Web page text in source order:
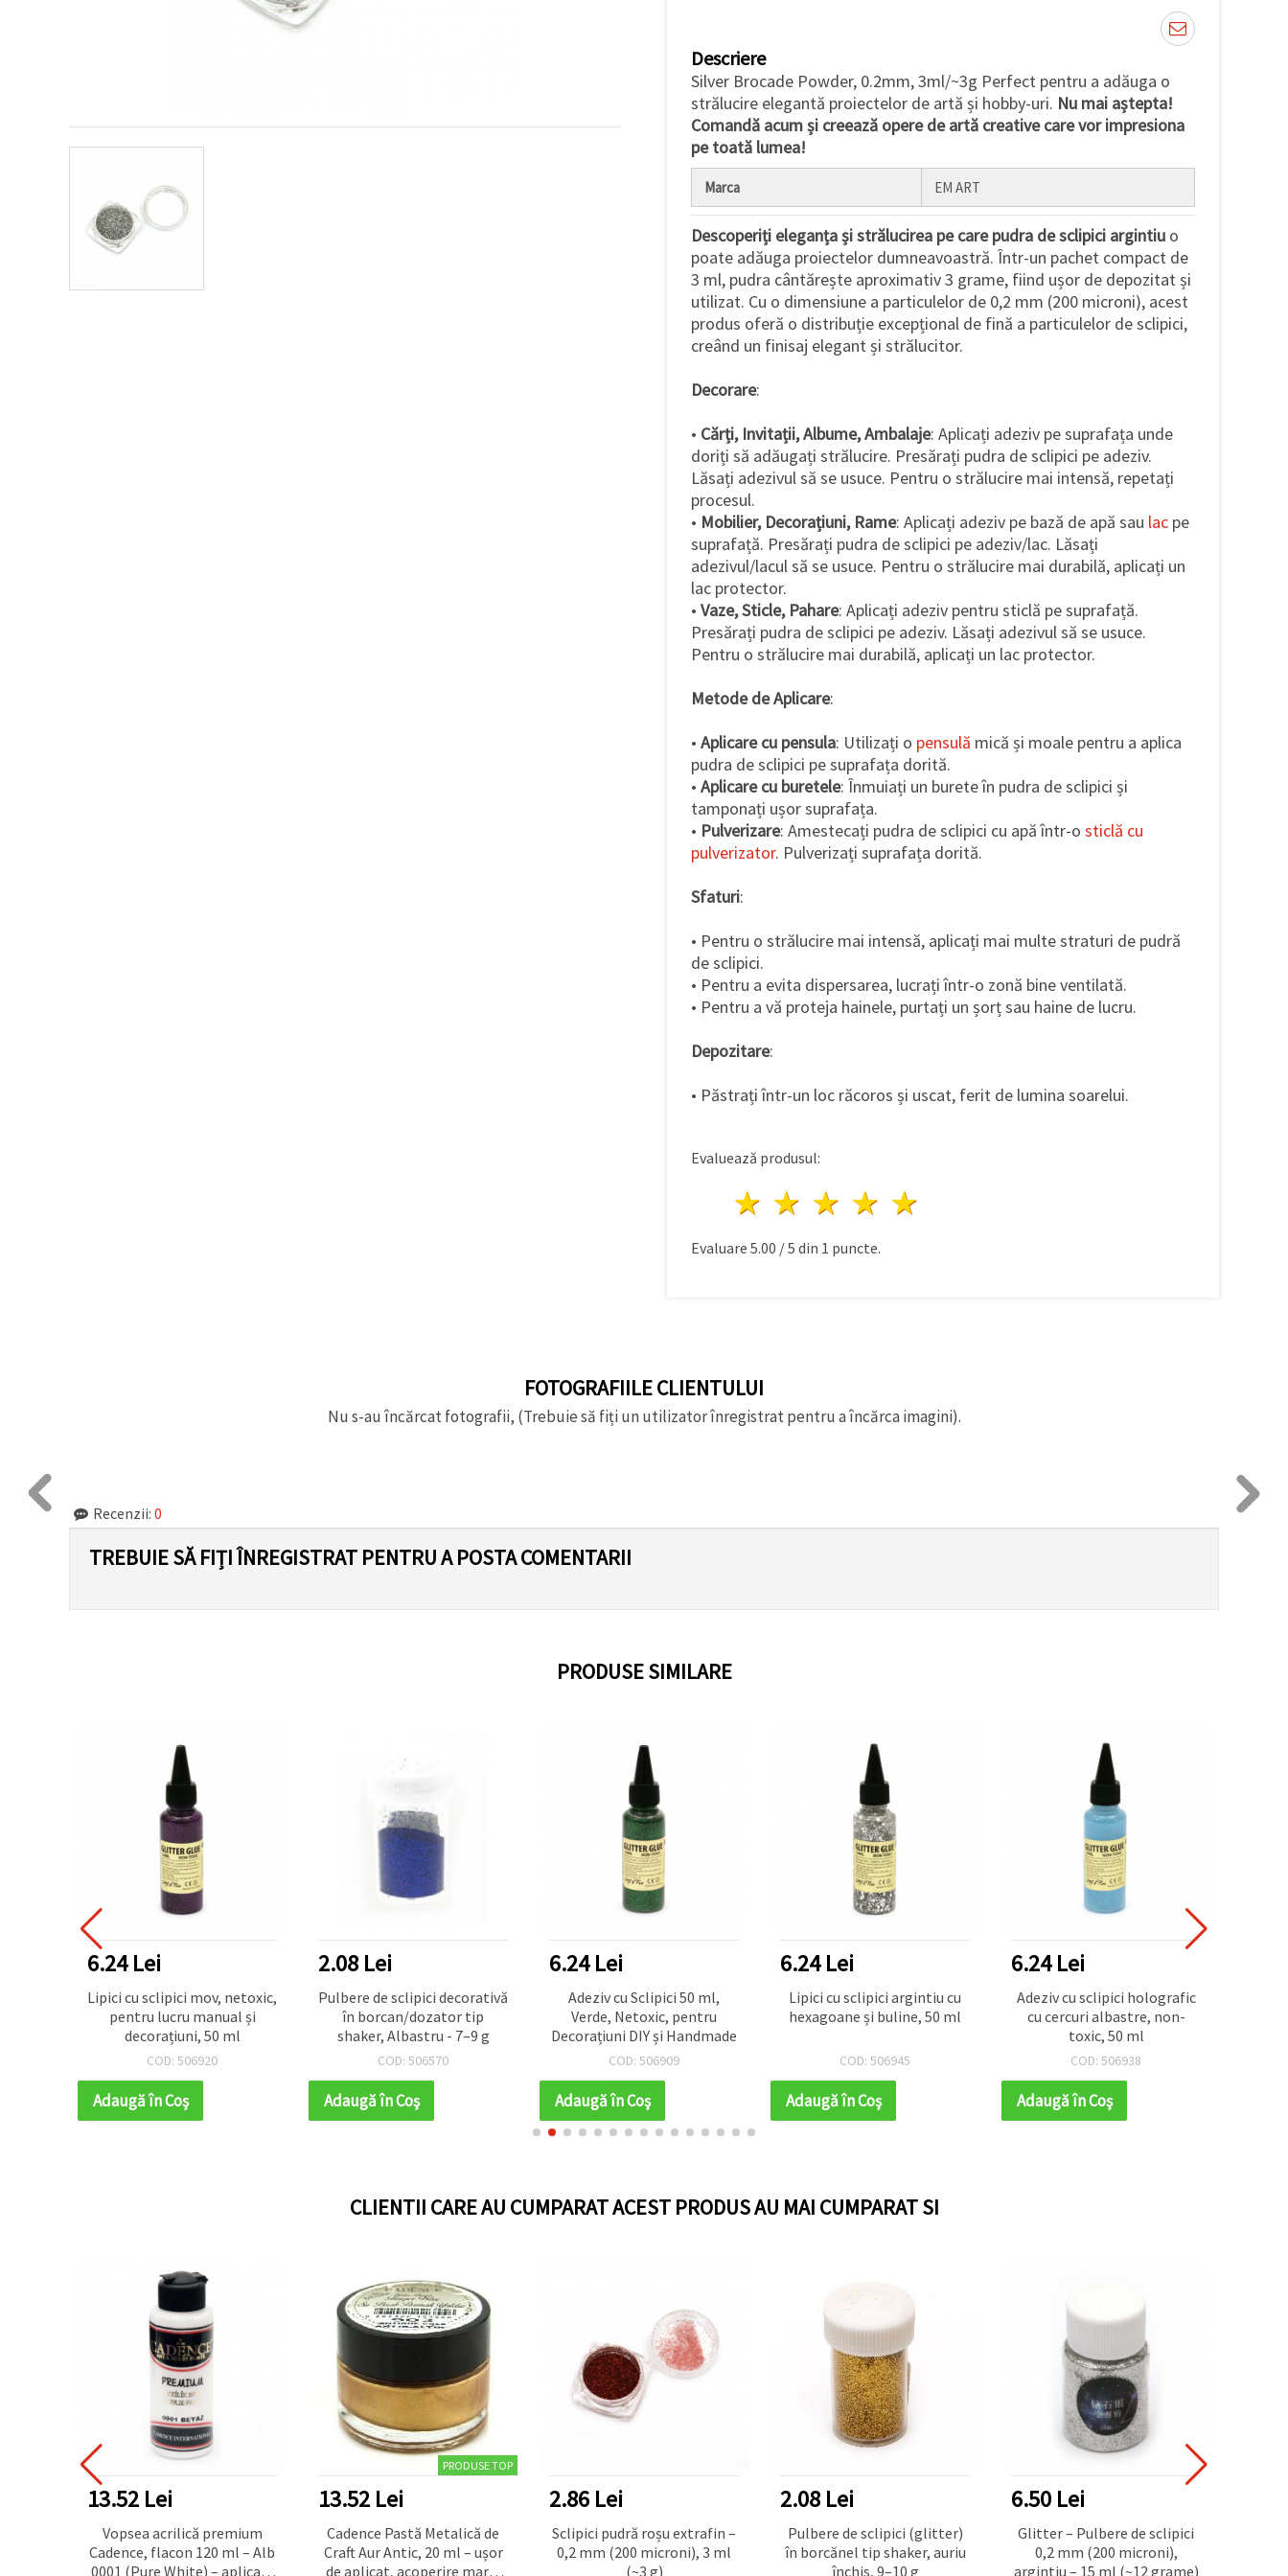
Descriere
Silver Brocade Powder, 0.2mm, 3ml/~3g Perfect pentru a adăuga o
strălucire elegantă proiectelor de artă și hobby-uri. Nu mai aștepta!
Comandă acum și creează opere de artă creative care vor impresiona
pe toată lumea!
Marca EM ART
Descoperiți eleganța și strălucirea pe care pudra de sclipici argintiu o
poate adăuga proiectelor dumneavoastră. Într-un pachet compact de
3 ml, pudra cântărește aproximativ 3 grame, fiind ușor de depozitat și
utilizat. Cu o dimensiune a particulelor de 0,2 mm (200 microni), acest
produs oferă o distribuție excepțional de fină a particulelor de sclipici,
creând un finisaj elegant și strălucitor.
Decorare:
• Cărți, Invitații, Albume, Ambalaje: Aplicați adeziv pe suprafața unde
doriți să adăugați strălucire. Presărați pudra de sclipici pe adeziv.
Lăsați adezivul să se usuce. Pentru o strălucire mai intensă, repetați
procesul.
• Mobilier, Decorațiuni, Rame: Aplicați adeziv pe bază de apă sau lac pe
suprafață. Presărați pudra de sclipici pe adeziv/lac. Lăsați
adezivul/lacul să se usuce. Pentru o strălucire mai durabilă, aplicați un
lac protector.
• Vaze, Sticle, Pahare: Aplicați adeziv pentru sticlă pe suprafață.
Presărați pudra de sclipici pe adeziv. Lăsați adezivul să se usuce.
Pentru o strălucire mai durabilă, aplicați un lac protector.
Metode de Aplicare:
• Aplicare cu pensula: Utilizați o pensulă mică și moale pentru a aplica
pudra de sclipici pe suprafața dorită.
• Aplicare cu buretele: Înmuiați un burete în pudra de sclipici și
tamponați ușor suprafața.
• Pulverizare: Amestecați pudra de sclipici cu apă într-o sticlă cu
pulverizator. Pulverizați suprafața dorită.
Sfaturi:
• Pentru o strălucire mai intensă, aplicați mai multe straturi de pudră
de sclipici.
• Pentru a evita dispersarea, lucrați într-o zonă bine ventilată.
• Pentru a vă proteja hainele, purtați un șorț sau haine de lucru.
Depozitare:
• Păstrați într-un loc răcoros și uscat, ferit de lumina soarelui.
Evaluează produsul:
4 stele
3 stele
2 stele
1 stea
Evaluare 5.00 /5 din 1 puncte.
FOTOGRAFIILE CLIENTULUI
Nu s-au încărcat fotografii, (Trebuie să fiți un utilizator înregistrat pentru a încărca imagini).
Recenzii: 0
TREBUIE SĂ FIȚI ÎNREGISTRAT PENTRU A POSTA COMENTARII
PRODUSE SIMILARE
6.24 Lei
Lipici cu sclipici mov, netoxic,
pentru lucru manual și
decorațiuni, 50 ml
COD: 506920
Adaugă în Coş
2.08 Lei
Pulbere de sclipici decorativă
în borcan/dozator tip
shaker, Albastru - 7–9 g
COD: 506570
Adaugă în Coş
6.24 Lei
Adeziv cu Sclipici 50 ml,
Verde, Netoxic, pentru
Decorațiuni DIY și Handmade
COD: 506909
Adaugă în Coş
6.24 Lei
Lipici cu sclipici argintiu cu
hexagoane și buline, 50 ml
COD: 506945
Adaugă în Coş
6.24 Lei
Adeziv cu sclipici holografic
cu cercuri albastre, non-
toxic, 50 ml
COD: 506938
Adaugă în Coş
CLIENTII CARE AU CUMPARAT ACEST PRODUS AU MAI CUMPARAT SI
13.52 Lei
Vopsea acrilică premium
Cadence, flacon 120 ml – Alb
0001 (Pure White) – aplicare
PRODUSE TOP
13.52 Lei
Cadence Pastă Metalică de
Craft Aur Antic, 20 ml – ușor
de aplicat, acoperire mare,
2.86 Lei
Sclipici pudră roșu extrafin –
0,2 mm (200 microni), 3 ml
(~3 g)
2.08 Lei
Pulbere de sclipici (glitter)
în borcănel tip shaker, auriu
închis, 9–10 g
6.50 Lei
Glitter – Pulbere de sclipici
0,2 mm (200 microni),
argintiu – 15 ml (~12 grame)